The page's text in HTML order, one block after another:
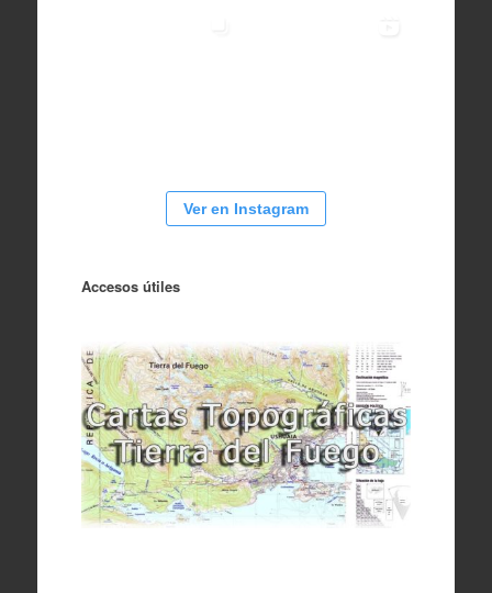
Ver en Instagram
Accesos útiles